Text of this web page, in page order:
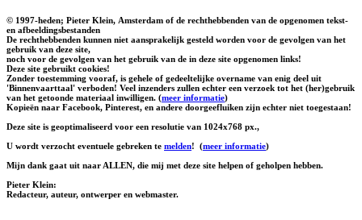
© 1997-heden; Pieter Klein, Amsterdam of de rechthebbenden van de opgenomen tekst-
en afbeeldingsbestanden
De rechthebbenden kunnen niet aansprakelijk gesteld worden voor de gevolgen van het
gebruik van deze site,
noch voor de gevolgen van het gebruik van de in deze site opgenomen links!
Deze site gebruikt cookies!
Zonder toestemming vooraf, is gehele of gedeeltelijke overname van enig deel uit
'Binnenvaarttaal' verboden! Veel inzenders zullen echter een verzoek tot het (her)gebruik
van het getoonde materiaal inwilligen. (meer informatie)
Kopieën naar Facebook, Pinterest, en andere doorgeefluiken zijn echter niet toegestaan!
Deze site is geoptimaliseerd voor een resolutie van 1024x768 px.,
U wordt verzocht eventuele gebreken te melden! (meer informatie)
Mijn dank gaat uit naar ALLEN, die mij met deze site helpen of geholpen hebben.
Pieter Klein:
Redacteur, auteur, ontwerper en webmaster.